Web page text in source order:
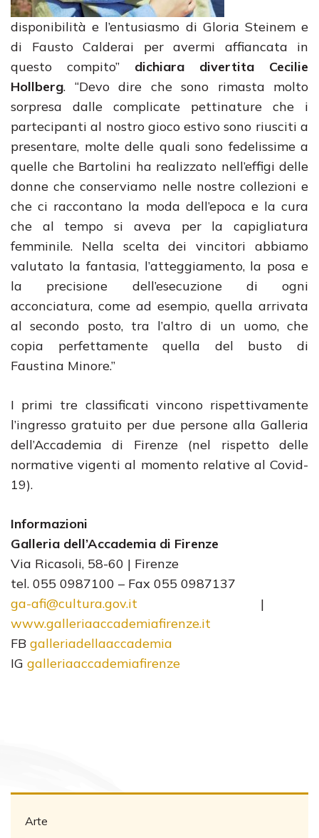
disponibilità e l’entusiasmo di Gloria Steinem e
di Fausto Calderai per avermi affiancata in
questo compito” dichiara divertita Cecilie
Hollberg. “Devo dire che sono rimasta molto
sorpresa dalle complicate pettinature che i
partecipanti al nostro gioco estivo sono riusciti a
presentare, molte delle quali sono fedelissime a
quelle che Bartolini ha realizzato nell’effigi delle
donne che conserviamo nelle nostre collezioni e
che ci raccontano la moda dell’epoca e la cura
che al tempo si aveva per la capigliatura
femminile. Nella scelta dei vincitori abbiamo
valutato la fantasia, l’atteggiamento, la posa e
la precisione dell’esecuzione di ogni
acconciatura, come ad esempio, quella arrivata
al secondo posto, tra l’altro di un uomo, che
copia perfettamente quella del busto di
Faustina Minore.”
I primi tre classificati vincono rispettivamente
l’ingresso gratuito per due persone alla Galleria
dell’Accademia di Firenze (nel rispetto delle
normative vigenti al momento relative al Covid-
19).
Informazioni
Galleria dell’Accademia di Firenze
Via Ricasoli, 58-60 | Firenze
tel. 055 0987100 – Fax 055 0987137
ga-afi@cultura.gov.it |
www.galleriaaccademiafirenze.it
FB galleriadellaaccademia
IG galleriaaccademiafirenze
Arte